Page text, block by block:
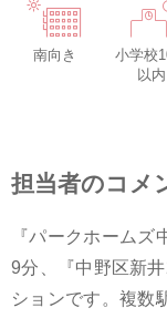
南向き
小学校
以内
担当者のコメ
『パークホーム
9分、『中野区新
ションです。複数